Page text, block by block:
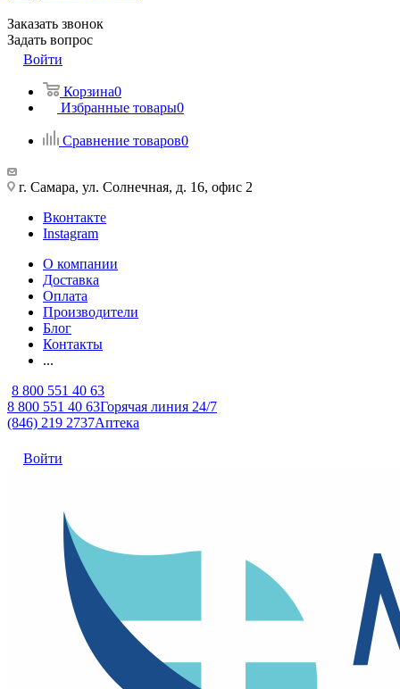
Заказать звонок
Задать вопрос
Войти
Корзина0
Избранные товары0
Сравнение товаров0
г. Самара, ул. Солнечная, д. 16, офис 2
Вконтакте
Instagram
О компании
Доставка
Оплата
Производители
Блог
Контакты
...
8 800 551 40 63
8 800 551 40 63Горячая линия 24/7
(846) 219 2737Аптека
Войти